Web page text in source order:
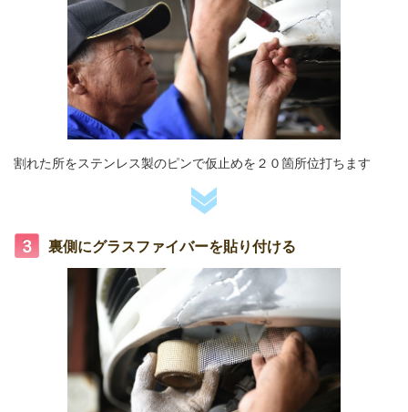
割れた所をステンレス製のピンで仮止めを２０箇所位打ちます
裏側にグラスファイバーを貼り付ける